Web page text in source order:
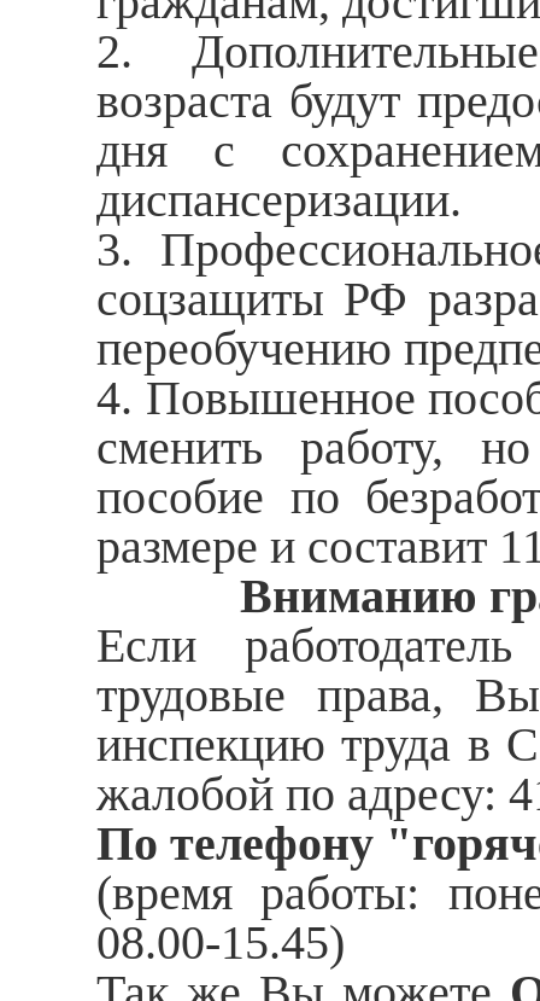
2.
возраста будут
дня с
диспансеризации.
3.
соцзащиты РФ
переобучению
4. Повышенное
сменить работу,
пособие по
размере и составит
Вниманию
Если
трудовые права,
инспекцию труда в
жалобой по адресу:
По телефону
(время работы:
08.00-15.45)